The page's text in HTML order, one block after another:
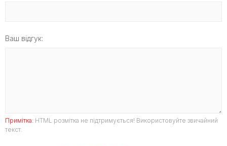
Ваш відгук:
Примітка: HTML розмітка не підтримується! Використовуйте звичайний
текст.